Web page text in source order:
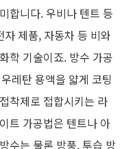
합니다. 우비나 텐트 등
제품, 자동차 등 비와
학 기술이죠. 방수 가공
레탄 용액을 얇게 코팅
착제로 접합시키는 라
트 가공법은 텐트나 아
수는 물론 방풍, 투습 방